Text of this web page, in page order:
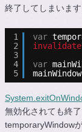
終了してしまいます
1
2
3
4
5
var
invalidate
var
無効化されても終
temporaryWindow